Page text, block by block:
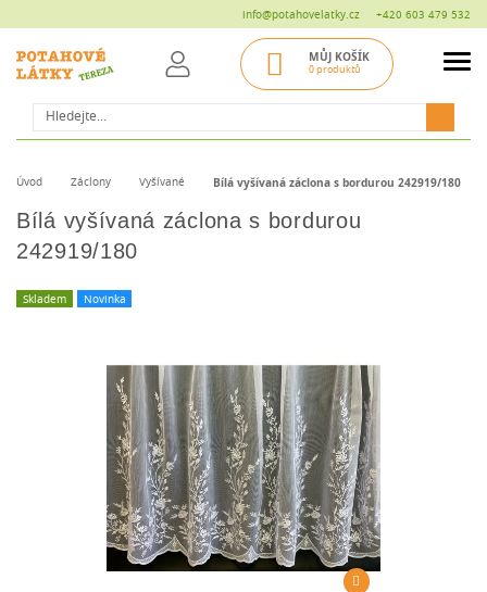
info@potahovelatky.cz +420 603 479 532
Hledat
MŮJ KOŠÍK
0 produktů
Úvod Záclony Vyšívané Bílá vyšívaná záclona s bordurou 242919/180
Bílá vyšívaná záclona s bordurou
242919/180
Skladem Novinka